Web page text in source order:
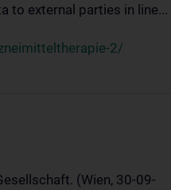
to external parties in line...
2/
(Wien, 30-09-